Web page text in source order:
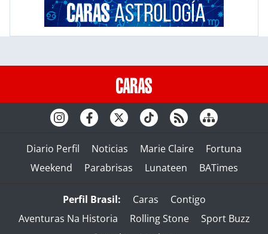
Diario Perfil Noticias Marie Claire
Fortuna
Weekend
Parabrisas Lunateen BATimes
Perfil Brasil: Caras
Contigo
Aventuras Na Historia
Rolling Stone
Sport Buzz